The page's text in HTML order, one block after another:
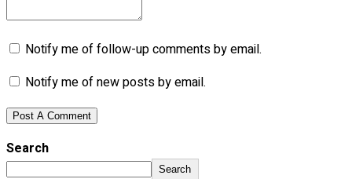
Notify me of follow-up comments by email.
Notify me of new posts by email.
Search
Search